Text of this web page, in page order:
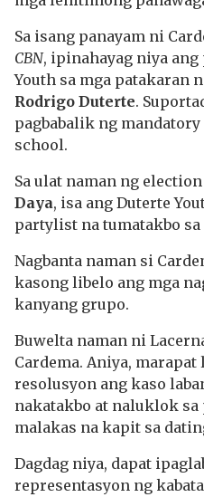
Sa isang panayam ni
CBN, ipinahayag niya
Youth sa mga patakaran
Rodrigo Duterte.
pagbabalik ng
school.
Sa ulat naman ng
Daya, isa ang Duterte
partylist na tumatakbo sa
Nagbanta naman si
kasong libelo ang mga
kanyang grupo.
Buwelta naman ni
Cardema. Aniya, marapat
resolusyon ang kaso
nakatakbo at naluklok sa
malakas na kapit sa
Dagdag niya, dapat
representasyon ng